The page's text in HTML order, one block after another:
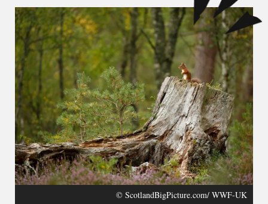
© ScotlandBigPicture.com/ WWF-UK